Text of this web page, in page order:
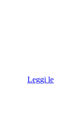
Leggi le